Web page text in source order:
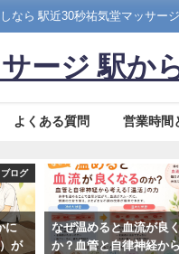
なら 駅近30秒祐気堂マッサージ
ージ 駅か
よくある質問 営業時間
ブログ
に
が
なぜ温めると血流が良
か？血管と自律神経か